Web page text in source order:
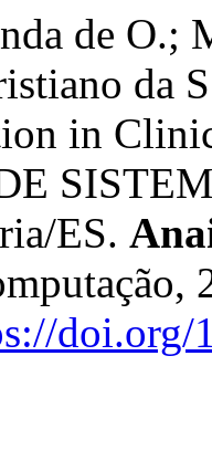
de O.;
da
in
ES.
doi.org/